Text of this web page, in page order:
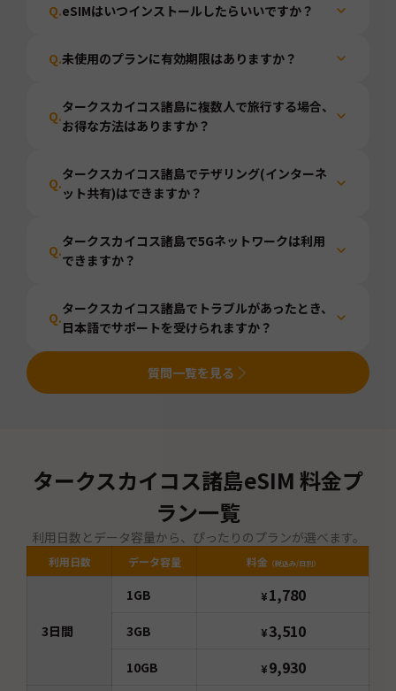
Q.eSIMはいつインストールしたらいいですか？
Q.未使用のプランに有効期限はありますか？
Q.
タークスカイコス諸島に複数人で旅行する場合、
お得な方法はありますか？
Q.
タークスカイコス諸島でテザリング(インターネ
ット共有)はできますか？
Q.
タークスカイコス諸島で5Gネットワークは利用
できますか？
Q.
タークスカイコス諸島でトラブルがあったとき、
日本語でサポートを受けられますか？
質問一覧を見る
タークスカイコス諸島eSIM 料金プ
ラン一覧
利用日数とデータ容量から、ぴったりのプランが選べます。
利用日数 データ容量 料金 （税込み/日別）
3日間
1GB ¥ 1,780
3GB ¥ 3,510
10GB ¥ 9,930